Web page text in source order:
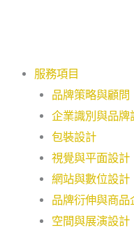
服務項目
品牌策略與顧問
企業識別與品牌
包裝設計
視覺與平面設計
網站與數位設計
品牌衍伸與商品
空間與展演設計